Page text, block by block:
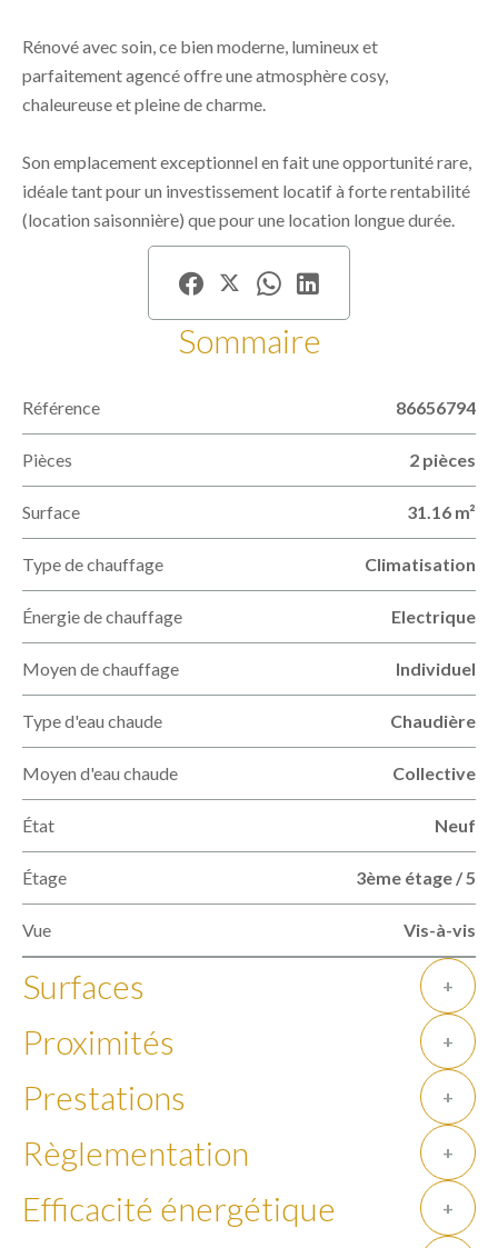
Rénové avec soin, ce bien moderne, lumineux et
parfaitement agencé offre une atmosphère cosy,
chaleureuse et pleine de charme.
Son emplacement exceptionnel en fait une opportunité rare,
idéale tant pour un investissement locatif à forte rentabilité
(location saisonnière) que pour une location longue durée.
Sommaire
Référence 86656794
Pièces 2 pièces
Surface 31.16 m²
Type de chauffage Climatisation
Énergie de chauffage Electrique
Moyen de chauffage Individuel
Type d'eau chaude Chaudière
Moyen d'eau chaude Collective
État Neuf
Étage 3ème étage / 5
Vue Vis-à-vis
Surfaces +
Proximités +
Prestations +
Règlementation +
Efficacité énergétique +